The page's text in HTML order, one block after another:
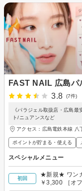
FAST NAIL 広島パ
3.8
(7件)
《パラジェル取扱店・広島
ト/ニュアンスなど
アクセス：広島電鉄本線 八
ポイントが貯まる・使える
スペシャルメニュー
初回
★新規★ ワン
￥3,300 ［オ